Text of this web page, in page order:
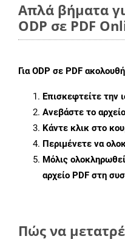
Απλά βήματα
ODP σε PDF
ΓιαODP σε PDF
Επισκεφτείτε την
Ανεβάστε το
Κάντε κλικ στο
Περιμένετε να
Μόλις
αρχείο PDF στη
Πώς να